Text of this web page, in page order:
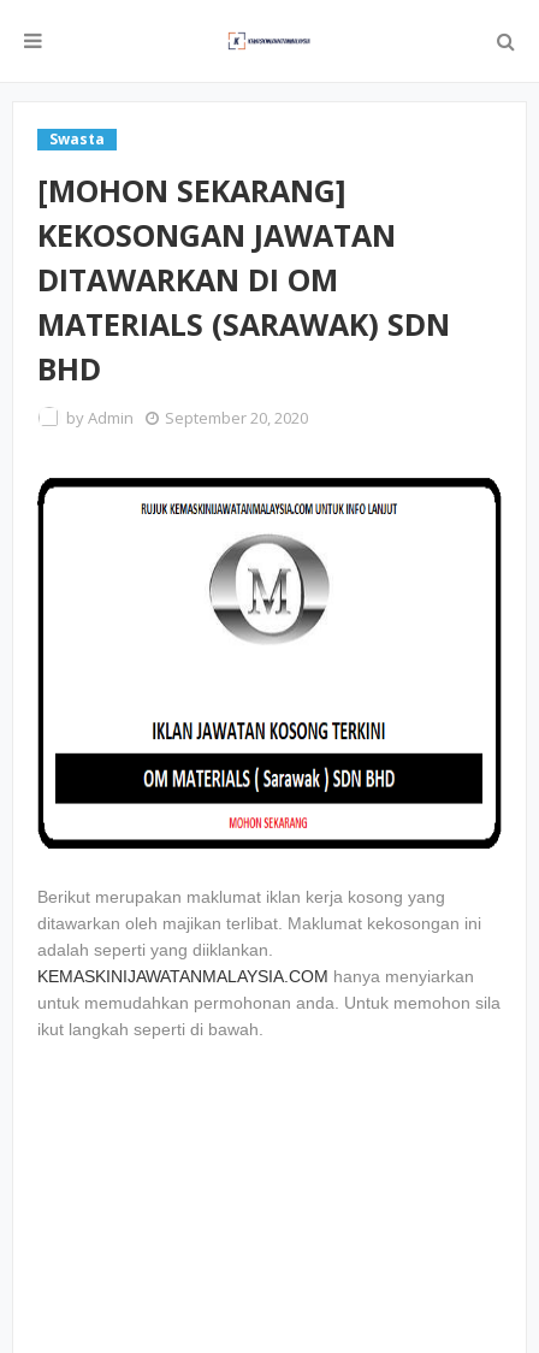
Swasta
[MOHON SEKARANG]
KEKOSONGAN JAWATAN
DITAWARKAN DI OM
MATERIALS (SARAWAK) SDN
BHD
byAdmin September 20, 2020
Berikut merupakan maklumat iklan kerja kosong yang
ditawarkan oleh majikan terlibat. Maklumat kekosongan ini
adalah seperti yang diiklankan.
KEMASKINIJAWATANMALAYSIA.COM hanya menyiarkan
untuk memudahkan permohonan anda. Untuk memohon sila
ikut langkah seperti di bawah.